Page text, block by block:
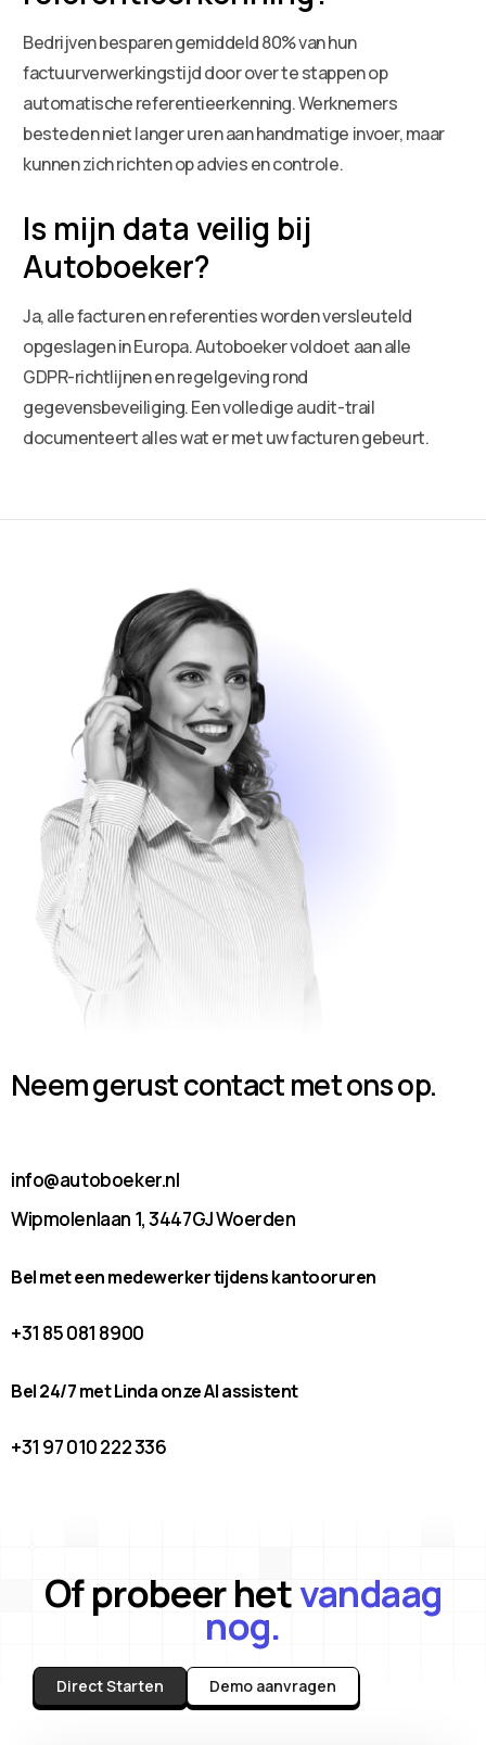
Bedrijven besparen gemiddeld 80% van hun
factuurverwerkingstijd door over te stappen op
automatische referentieerkenning. Werknemers
besteden niet langer uren aan handmatige invoer, maar
kunnen zich richten op advies en controle.
Is mijn data veilig bij
Autoboeker?
Ja, alle facturen en referenties worden versleuteld
opgeslagen in Europa. Autoboeker voldoet aan alle
GDPR-richtlijnen en regelgeving rond
gegevensbeveiliging. Een volledige audit-trail
documenteert alles wat er met uw facturen gebeurt.
Neem gerust contact met ons op.
info@autoboeker.nl
Wipmolenlaan 1, 3447GJ Woerden
Bel met een medewerker tijdens kantooruren
+31 85 081 8900
Bel 24/7 met Linda onze AI assistent
+31 97 010 222 336
Of probeer hetvandaag
nog.
Direct Starten Demo aanvragen